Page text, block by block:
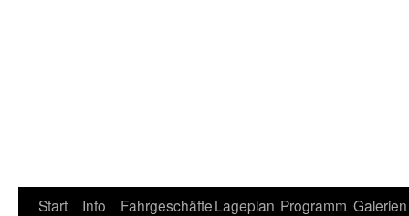
Start Info FahrgeschäfteLageplan Programm Galerien